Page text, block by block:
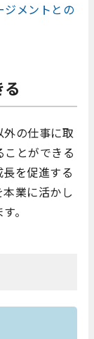
ジメントとの
外の仕事に取
ことができる
を促進する
業に活かし
。